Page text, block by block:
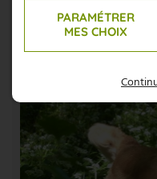
PARAMÉTRER
MES CHOIX